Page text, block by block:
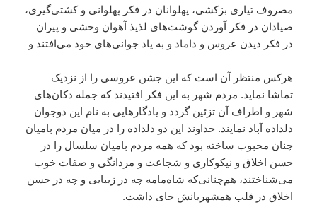
مصروف تیاری بزکشی، پهلوانان در فکر پهلوانی و کشتی‌گیری،
صیادان در فکر آوردن گوشت‌های لذیذ آهوان وحشی و پیران
در فکر دیدن عروس و داماد و به یاد جوانی‌های خود می‌افتند و
هرکس منتظر آن است که این جشن عروسی را از نزدیک
تماشا نماید. مردم شهر به این فکر افتیدند که جمله دکان‌های
شهر و اطراف آن تزئین گردد و یادگارهایی به نام این دوجوان
دلداده آباد نمایند. خداوند این دو دلداده را در میان مردم بامیان
چنان محبوب ساخته بود که همه مردم بامیان سلسال را در
حسن اخلاق و نیکوکاری و شجاعت و مردانگی و صفات خوب
می‌شناختند، هم‌چنانی‌که شاه‌مامه چه در زیبایی و چه در حسن
اخلاق در قلب همشهریانش جای داشت.